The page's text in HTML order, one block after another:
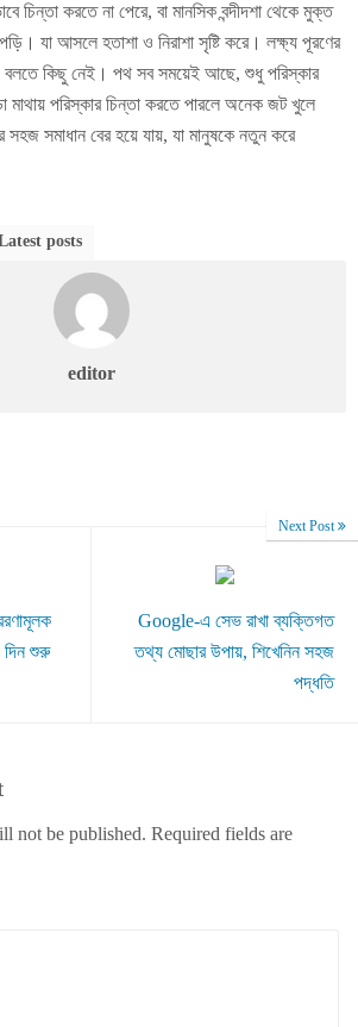
চিন্তা করতে না পেরে, বা মানসিক বন্দীদশা থেকে মুক্ত
পড়ি। যা আসলে হতাশা ও নিরাশা সৃষ্টি করে। লক্ষ্য পূরণের
বলতে কিছু নেই। পথ সব সময়েই আছে, শুধু পরিস্কার
মাথায় পরিস্কার চিন্তা করতে পারলে অনেক জট খুলে
সমাধান বের হয়ে যায়, যা মানুষকে নতুন করে
posts
editor
দিন শুরু
Next Post
Google-এ সেভ রাখা ব্যক্তিগত
তথ্য মোছার উপায়, শিখেনিন সহজ
পদ্ধতি
not be published. Required fields are